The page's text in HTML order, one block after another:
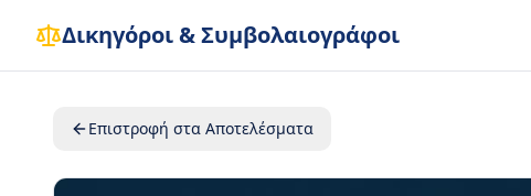
Δικηγόροι & Συμβολαιογράφοι
Επιστροφή στα Αποτελέσματα